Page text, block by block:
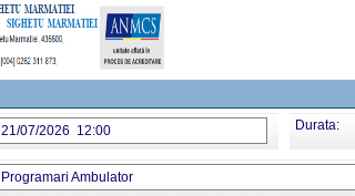
21/07/2026 12:00 Durata:
Programari Ambulator